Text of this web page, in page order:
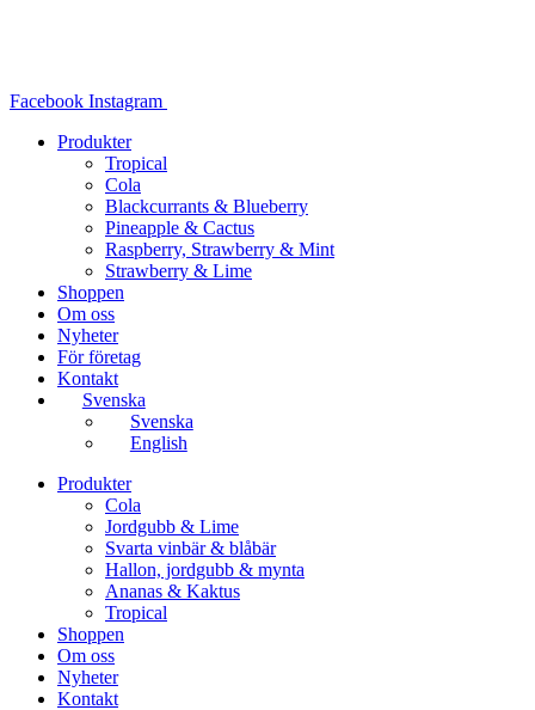
Facebook Instagram
Produkter
Tropical
Cola
Blackcurrants & Blueberry
Pineapple & Cactus
Raspberry, Strawberry & Mint
Strawberry & Lime
Shoppen
Om oss
Nyheter
För företag
Kontakt
Svenska
Svenska
English
Produkter
Cola
Jordgubb & Lime
Svarta vinbär & blåbär
Hallon, jordgubb & mynta
Ananas & Kaktus
Tropical
Shoppen
Om oss
Nyheter
Kontakt